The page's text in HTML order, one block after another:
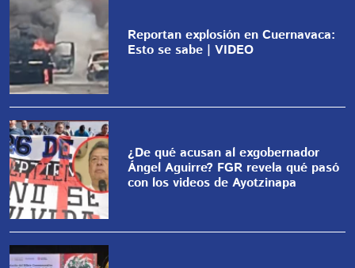
Reportan explosión en Cuernavaca:
Esto se sabe | VIDEO
¿De qué acusan al exgobernador
Ángel Aguirre? FGR revela qué pasó
con los videos de Ayotzinapa